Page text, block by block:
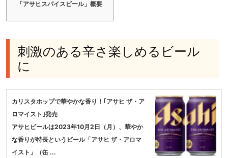
「アサヒスパイスビール」概要
刺激のある辛さ楽しめるビール
に
カリスタホップで華やかな香り！｢アサヒ ザ・ア
ロマイスト｣発売
アサヒビールは2023年10月2日（月）、華やか
な香りが特長というビール「アサヒ ザ・アロマ
イスト」（缶 ...